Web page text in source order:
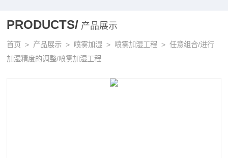
PRODUCTS/ 产品展示
首页 > 产品展示 > 喷雾加湿 > 喷雾加湿工程 > 任意组合/进行
加湿精度的调整/喷雾加湿工程